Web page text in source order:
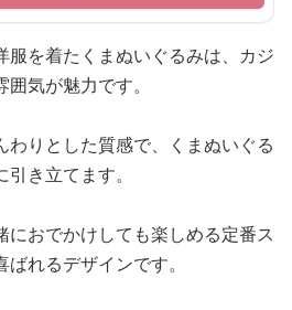
服を着たくまぬいぐるみは、カジ
気が魅力です。
わりとした質感で、くまぬいぐる
き立てます。
におでかけしても楽しめる定番ス
れるデザインです。